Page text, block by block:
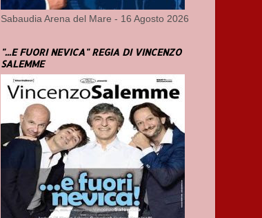
Sabaudia Arena del Mare - 16 Agosto 2026
"...E FUORI NEVICA" REGIA DI VINCENZO
SALEMME